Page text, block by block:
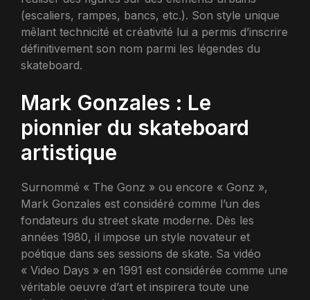
(escaliers, rampes, bancs, etc.). Son style unique
mêlant technicité et créativité lui a permis d’inscrire
définitivement son nom parmi les légendes du
skateboard.
Mark Gonzales : Le
pionnier du skateboard
artistique
Surnommé « The Gonz » ou encore « Gonz »,
Mark Gonzales est considéré comme l’un des
fondateurs du street skate moderne. Dès les
années 1980, il impose un style novateur et
poétique dans ses sessions de skate. Sa vidéo
« Video Days » en 1991 est considérée comme une
véritable oeuvre d’art et inspirera toute une